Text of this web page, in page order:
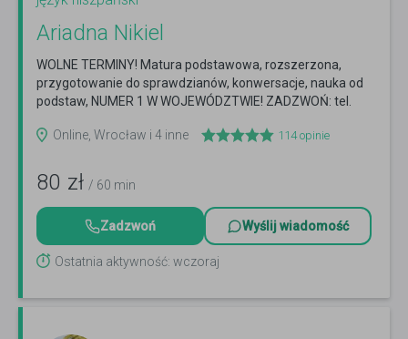
Ariadna Nikiel
WOLNE TERMINY! Matura podstawowa, rozszerzona,
przygotowanie do sprawdzianów, konwersacje, nauka od
podstaw, NUMER 1 W WOJEWÓDZTWIE! ZADZWOŃ: tel.
Online, Wrocław i 4 inne
114opinie
80 zł / 60 min
Zadzwoń Wyślij wiadomość
Ostatnia aktywność: wczoraj